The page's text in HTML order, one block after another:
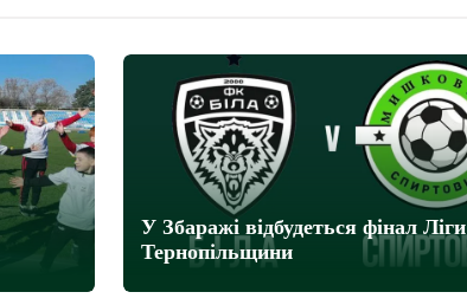
У Збаражі відбудеться фінал Ліги
Тернопільщини